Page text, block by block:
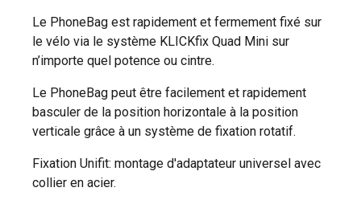
Le PhoneBag est rapidement et fermement fixé sur
le vélo via le système KLICKfix Quad Mini sur
n’importe quel potence ou cintre.
Le PhoneBag peut être facilement et rapidement
basculer de la position horizontale à la position
verticale grâce à un système de fixation rotatif.
Fixation Unifit: montage d'adaptateur universel avec
collier en acier.